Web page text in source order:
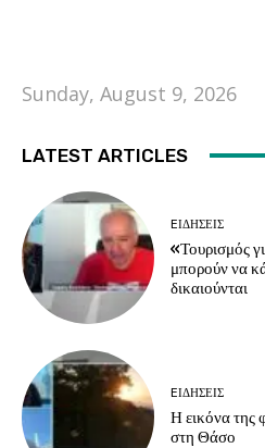
Sunday, August 9, 2026
LATEST ARTICLES
EΙΔΗΣΕΙΣ
«Τουρισμός
μπορούν να
δικαιούνται
EΙΔΗΣΕΙΣ
Η εικόνα της
στη Θάσο